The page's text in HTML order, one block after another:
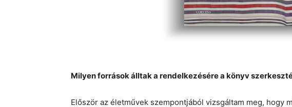
Milyen források álltak a rendelkezésére a könyv
Először az életművek szempontjából vizsgáltam meg, hogy